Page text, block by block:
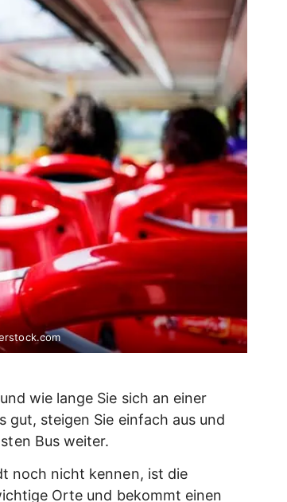
wie lange Sie sich an einer
gut, steigen Sie einfach aus und
Bus weiter.
noch nicht kennen, ist die
Orte und bekommt einen